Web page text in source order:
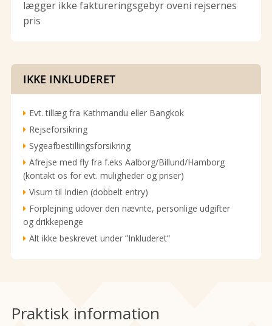
lægger ikke faktureringsgebyr oveni rejsernes
pris
IKKE INKLUDERET
Evt. tillæg fra Kathmandu eller Bangkok
Rejseforsikring
Sygeafbestillingsforsikring
Afrejse med fly fra f.eks Aalborg/Billund/Hamborg
(kontakt os for evt. muligheder og priser)
Visum til Indien (dobbelt entry)
Forplejning udover den nævnte, personlige udgifter
og drikkepenge
Alt ikke beskrevet under ”Inkluderet”
Praktisk information